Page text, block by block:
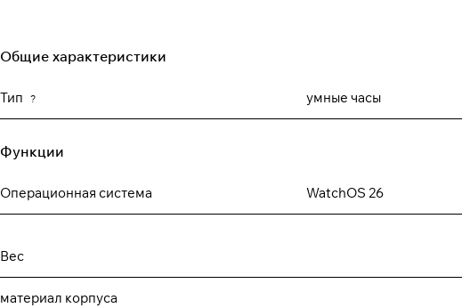
Общие характеристики
Тип ? умные часы
Функции
Операционная система WatchOS 26
Вес
материал корпуса